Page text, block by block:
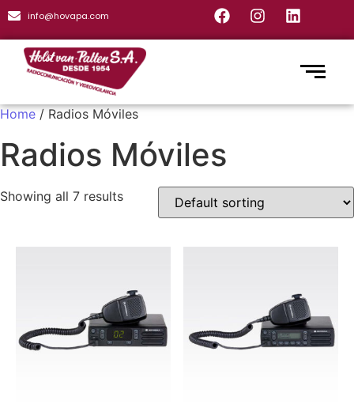
info@hovapa.com
Home/ Radios Móviles
Radios Móviles
Showing all 7 results